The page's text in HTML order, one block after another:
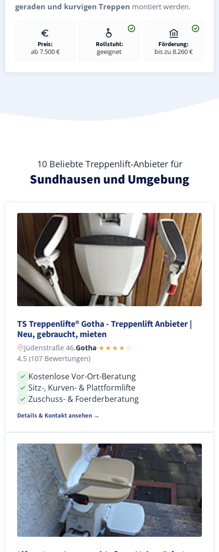
geraden und kurvigen Treppen montiert werden.
Preis:
ab 7.500 €
Rollstuhl:
geeignet
Förderung:
bis zu 8.260 €
10 Beliebte Treppenlift-Anbieter für
Sundhausen und Umgebung
TS Treppenlifte® Gotha - Treppenlift Anbieter |
Neu, gebraucht, mieten
Jüdenstraße 46,Gotha·★★★★☆
4,5 (107 Bewertungen)
Kostenlose Vor-Ort-Beratung
Sitz-, Kurven- & Plattformlifte
Zuschuss- & Foerderberatung
Details & Kontakt ansehen →